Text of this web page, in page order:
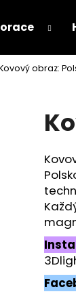
obraz:
najít?